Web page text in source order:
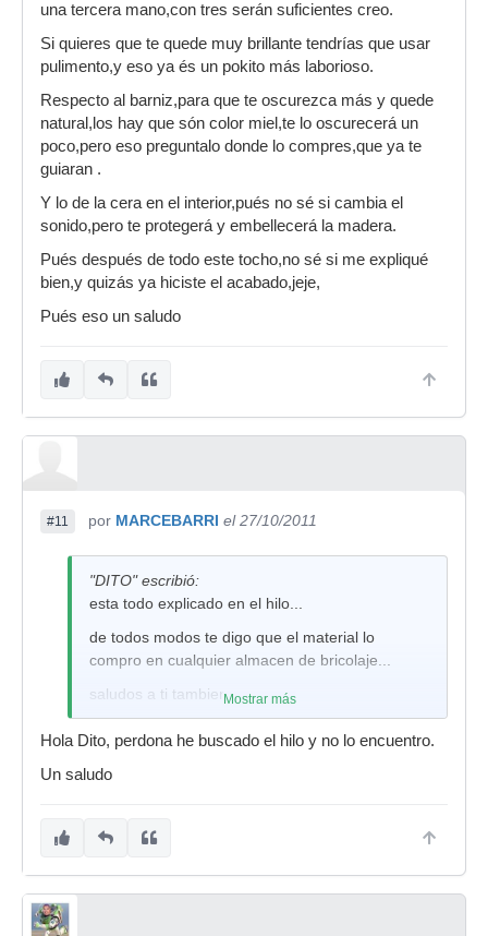
una tercera mano,con tres serán suficientes creo.
Si quieres que te quede muy brillante tendrías que usar
pulimento,y eso ya és un pokito más laborioso.
Respecto al barniz,para que te oscurezca más y quede
natural,los hay que són color miel,te lo oscurecerá un
poco,pero eso preguntalo donde lo compres,que ya te
guiaran .
Y lo de la cera en el interior,pués no sé si cambia el
sonido,pero te protegerá y embellecerá la madera.
Pués después de todo este tocho,no sé si me expliqué
bien,y quizás ya hiciste el acabado,jeje,
Pués eso un saludo
#11 por MARCEBARRI el 27/10/2011
"DITO" escribió:
esta todo explicado en el hilo...
de todos modos te digo que el material lo
compro en cualquier almacen de bricolaje...
saludos a ti tambienMostrar más
Hola Dito, perdona he buscado el hilo y no lo encuentro.
Un saludo